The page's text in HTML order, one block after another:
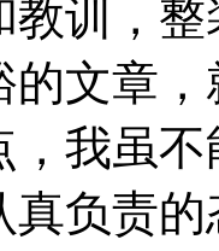
教训，
的文章
，我虽
真负责